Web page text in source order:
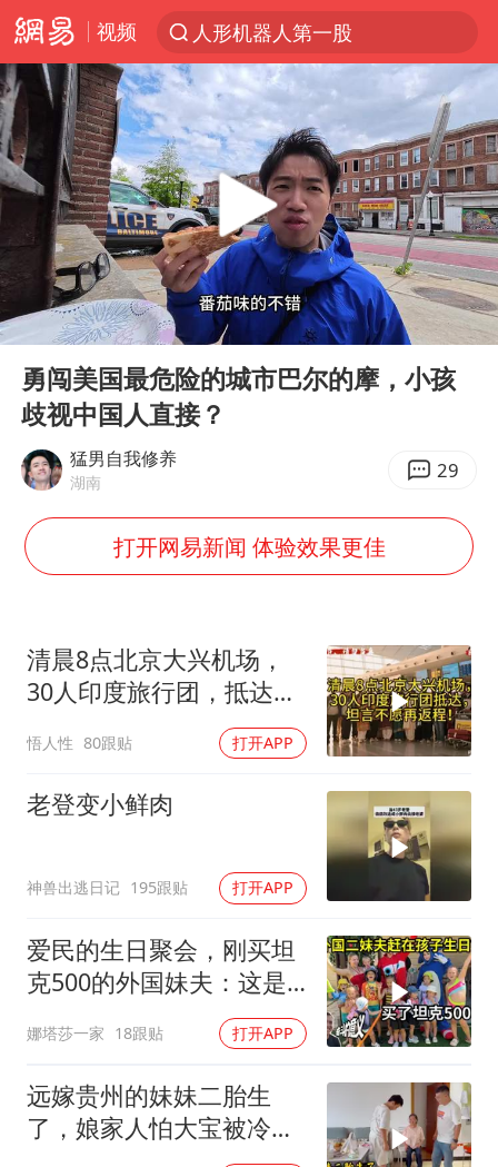
视频
人形机器人第一股
台风“白海豚”登陆 各地各部门全力应对
多地银行上调存款利率
上海地铁4条线路全线停运
4.2平卫生间补漏注胶花1.55万
白海豚路径图
宇树申购 中一签有望赚20万元
今日有3只新股申购
武汉3名城管协管员殴打摊主被刑拘
白海豚可深入内陆制造大范围风雨
NBA传奇教练老尼尔森去世
男子结婚8年3个女儿都不是亲生
手机真会“偷听”我们说话吗
轰-6K到底是不是战略轰炸机
面对面丨蔡磊：与渐冻症抗争 纵使不敌 也不屈服
5万小车卖不动 微型代步车集体遇冷
加沙约14万栋建筑被完全摧毁
Play
00:00 08:54
勇闯美国最危险的城市巴尔的摩，小孩
歧视中国人直接？
猛男自我修养
湖南 29
打开网易新闻 体验效果更佳
清晨8点北京大兴机场，
30人印度旅行团，抵达，
悟人性 80跟贴 打开APP
老登变小鲜肉
神兽出逃日记 195跟贴 打开APP
爱民的生日聚会，刚买坦
克500的外国妹夫：这是
娜塔莎一家 18跟贴 打开APP
远嫁贵州的妹妹二胎生
了，娘家人怕大宝被冷